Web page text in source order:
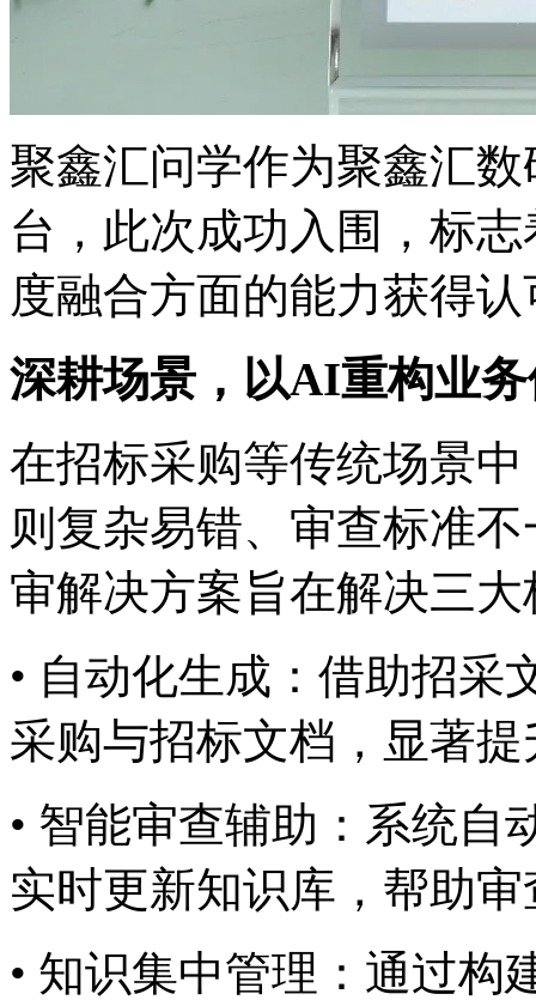
聚鑫汇问学作为聚鑫汇
台，此次成功入围
度融合方面的能力获得认
深耕场景，以AI重构业
在招标采购等传统场景中
则复杂易错、审查标
审解决方案旨在解决三大核
• 自动化生成：借助招
采购与招标文档，显著
• 智能审查辅助：系统
实时更新知识库，帮
• 知识集中管理：通过